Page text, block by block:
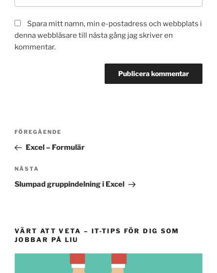
Spara mitt namn, min e-postadress och webbplats i
denna webbläsare till nästa gång jag skriver en
kommentar.
Inläggsnavigering
Föregående
inlägg
FÖREGÅENDE
Excel – Formulär
Nästa
inlägg
NÄSTA
Slumpad gruppindelning i Excel
VÄRT ATT VETA – IT-TIPS FÖR DIG SOM
JOBBAR PÅ LIU